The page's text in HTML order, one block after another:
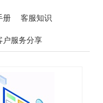
册 客服知识
户服务分享